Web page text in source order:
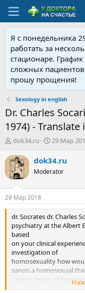
Я с понедельника
работать за
стационаре.
сложных пациентов
прошу прощения!
Sexology in english
Dr. Charles
1974) -
А
т
о
р
т
е
м
ы
dok34.ru
Д
т
н
а
л
а
29 Мар
dok34.ru
Moderator
29 Мар 2018
dr. Socrates dr. Charles
psychiatry at the Albert
based
on your clinical
investigation of
homosexuality how
sanon a homosexual
various types of
homosexual behavior